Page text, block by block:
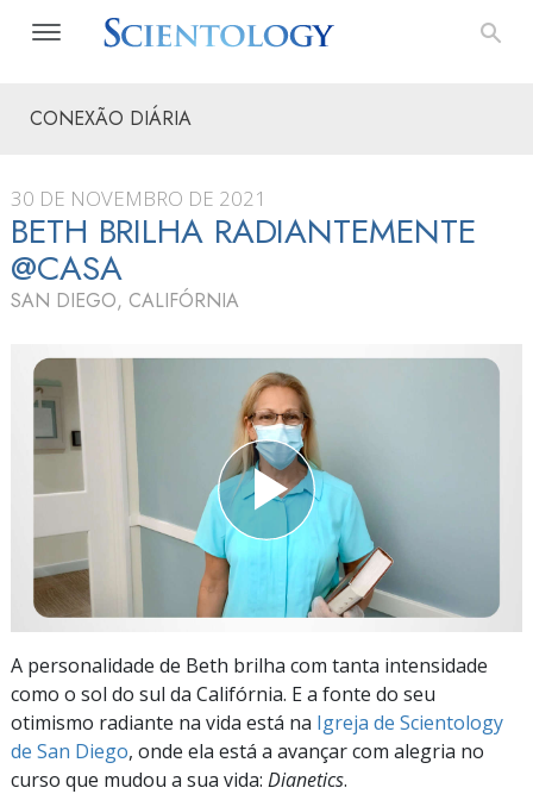
CONEXÃO DIÁRIA
30 DE NOVEMBRO DE 2021
BETH BRILHA RADIANTEMENTE
@CASA
SAN DIEGO, CALIFÓRNIA
A personalidade de Beth brilha com tanta intensidade
como o sol do sul da Califórnia. E a fonte do seu
otimismo radiante na vida está na Igreja de Scientology
de San Diego, onde ela está a avançar com alegria no
curso que mudou a sua vida: Dianetics.